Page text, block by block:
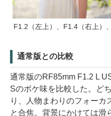
F1.2（左上）、F1.4（右上）
通常版との比較
通常版のRF85mm F1.2 L
Sのボケ味を比較した。ど
り、人物まわりのフォーカ
と合焦。背景にかけては滑